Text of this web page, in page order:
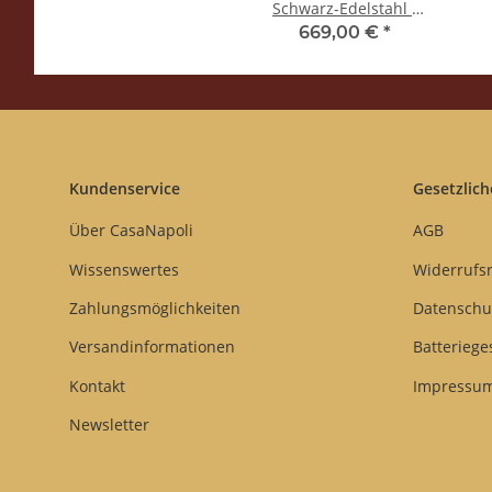
Schwarz-Edelstahl -
Tassengestell aus
Spinel
669,00 € *
Kundenservice
Über CasaNapoli
Wissenswertes
Zahlungsmöglichkeiten
Versandinformationen
Kontakt
Newsletter
AGB